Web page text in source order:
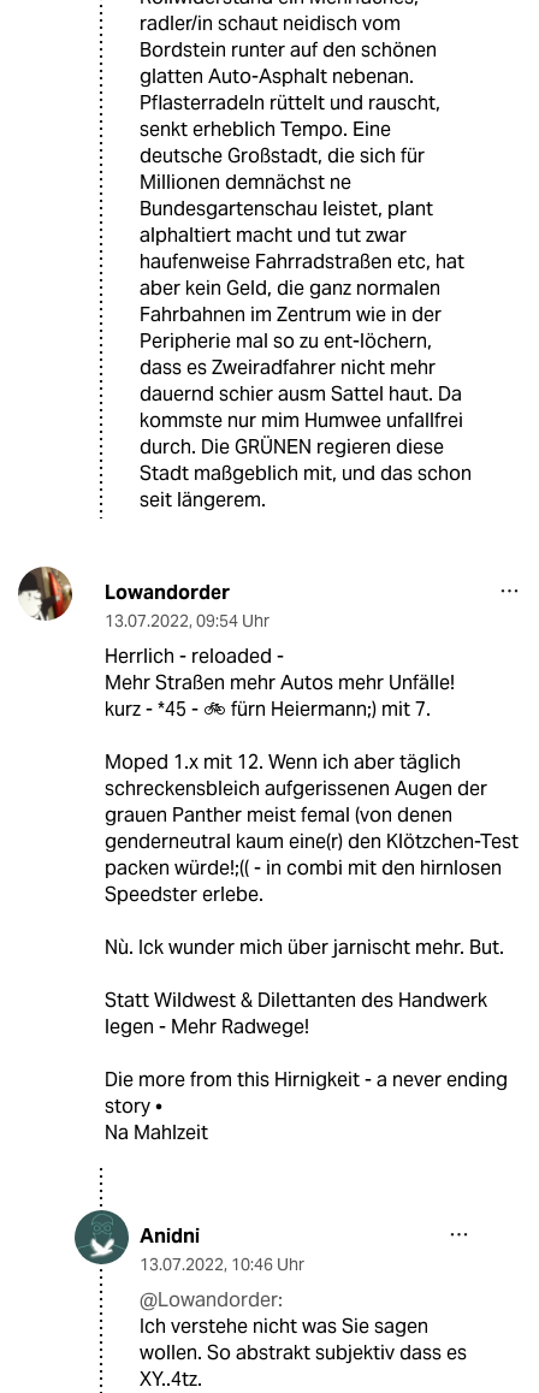
radler/in schaut neidisch vom
Bordstein runter auf den schönen
glatten Auto-Asphalt nebenan.
Pflasterradeln rüttelt und rauscht,
senkt erheblich Tempo. Eine
deutsche Großstadt, die sich für
Millionen demnächst ne
Bundesgartenschau leistet, plant
alphaltiert macht und tut zwar
haufenweise Fahrradstraßen etc, hat
aber kein Geld, die ganz normalen
Fahrbahnen im Zentrum wie in der
Peripherie mal so zu ent-löchern,
dass es Zweiradfahrer nicht mehr
dauernd schier ausm Sattel haut. Da
kommste nur mim Humwee unfallfrei
durch. Die GRÜNEN regieren diese
Stadt maßgeblich mit, und das schon
seit längerem.
Lowandorder
13.07.2022, 09:54 Uhr
Herrlich - reloaded -
Mehr Straßen mehr Autos mehr Unfälle!
kurz - *45 - 🚲 fürn Heiermann;) mit 7.
Moped 1.x mit 12. Wenn ich aber täglich
schreckensbleich aufgerissenen Augen der
grauen Panther meist femal (von denen
genderneutral kaum eine(r) den Klötzchen-Test
packen würde!;(( - in combi mit den hirnlosen
Speedster erlebe.
Nù. Ick wunder mich über jarnischt mehr. But.
Statt Wildwest & Dilettanten des Handwerk
legen - Mehr Radwege!
Die more from this Hirnigkeit - a never ending
story •
Na Mahlzeit
Anidni
13.07.2022, 10:46 Uhr
@Lowandorder:
Ich verstehe nicht was Sie sagen
wollen. So abstrakt subjektiv dass es
XY..4tz.